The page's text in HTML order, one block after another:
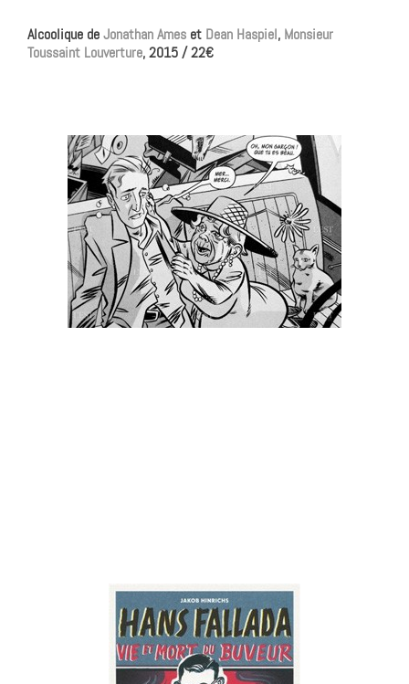
Alcoolique deJonathan Ames et Dean Haspiel, Monsieur
Toussaint Louverture, 2015 / 22€